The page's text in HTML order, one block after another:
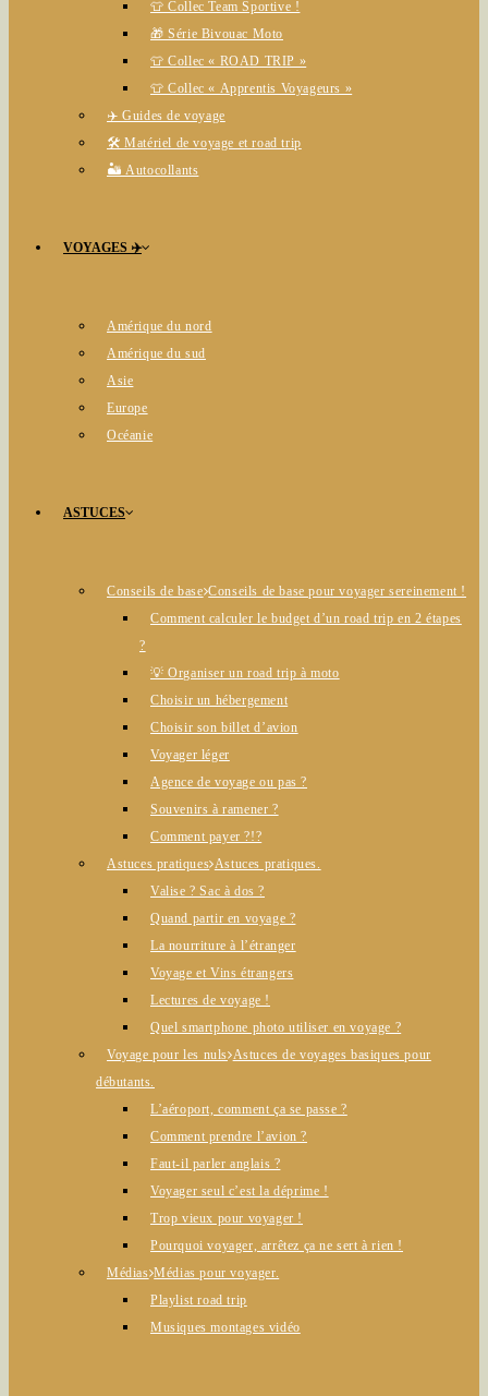
👕 Collec Team Sportive !
🎁 Série Bivouac Moto
👕 Collec « ROAD TRIP »
👕 Collec « Apprentis Voyageurs »
✈️ Guides de voyage
🛠️ Matériel de voyage et road trip
🏜️ Autocollants
VOYAGES ✈️
Amérique du nord
Amérique du sud
Asie
Europe
Océanie
ASTUCES
Conseils de base Conseils de base pour voyager sereinement !
Comment calculer le budget d’un road trip en 2 étapes
?
💡 Organiser un road trip à moto
Choisir un hébergement
Choisir son billet d’avion
Voyager léger
Agence de voyage ou pas ?
Souvenirs à ramener ?
Comment payer ?!?
Astuces pratiques Astuces pratiques.
Valise ? Sac à dos ?
Quand partir en voyage ?
La nourriture à l’étranger
Voyage et Vins étrangers
Lectures de voyage !
Quel smartphone photo utiliser en voyage ?
Voyage pour les nuls Astuces de voyages basiques pour
débutants.
L’aéroport, comment ça se passe ?
Comment prendre l’avion ?
Faut-il parler anglais ?
Voyager seul c’est la déprime !
Trop vieux pour voyager !
Pourquoi voyager, arrêtez ça ne sert à rien !
Médias Médias pour voyager.
Playlist road trip
Musiques montages vidéo